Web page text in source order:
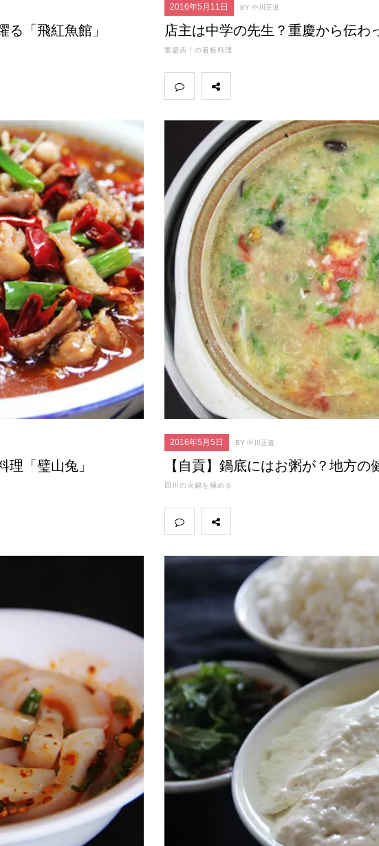
「飛紅魚館」
2016年5月11日 BY 中川正道
店主は中学の先生？重慶から伝わ
繁盛店！の看板料理
「璧山兔」
2016年5月5日 BY 中川正道
【自貢】鍋底にはお粥が？地方の
四川の火鍋を極める